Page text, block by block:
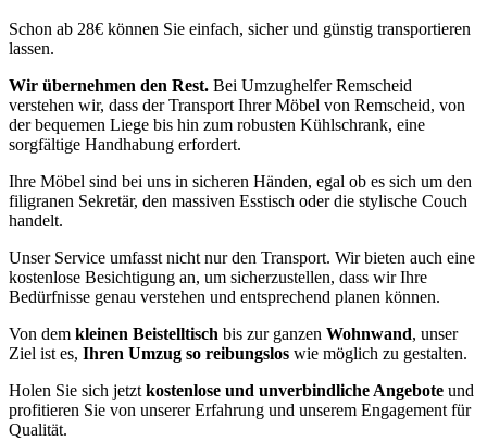
Schon ab 28€ können Sie einfach, sicher und günstig transportieren
lassen.
Wir übernehmen den Rest. Bei Umzughelfer Remscheid
verstehen wir, dass der Transport Ihrer Möbel von Remscheid, von
der bequemen Liege bis hin zum robusten Kühlschrank, eine
sorgfältige Handhabung erfordert.
Ihre Möbel sind bei uns in sicheren Händen, egal ob es sich um den
filigranen Sekretär, den massiven Esstisch oder die stylische Couch
handelt.
Unser Service umfasst nicht nur den Transport. Wir bieten auch eine
kostenlose Besichtigung an, um sicherzustellen, dass wir Ihre
Bedürfnisse genau verstehen und entsprechend planen können.
Von dem kleinen Beistelltisch bis zur ganzen Wohnwand, unser
Ziel ist es, Ihren Umzug so reibungslos wie möglich zu gestalten.
Holen Sie sich jetzt kostenlose und unverbindliche Angebote und
profitieren Sie von unserer Erfahrung und unserem Engagement für
Qualität.